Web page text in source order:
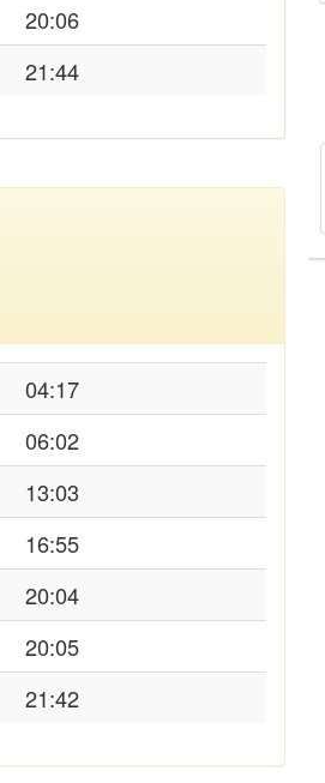
20:06
21:44
04:17
06:02
13:03
16:55
20:04
20:05
21:42